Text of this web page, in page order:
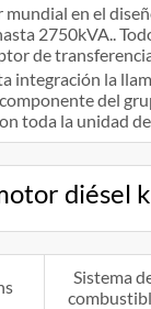
en el
2750kVA..
de
integración la
del
toda la unidad
diésel
Sistema